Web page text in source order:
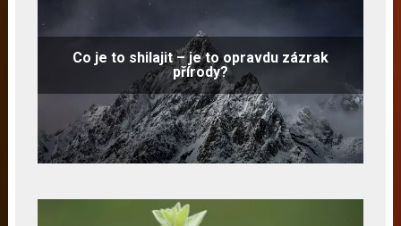
Co je to shilajit – je to opravdu zázrak
přírody?